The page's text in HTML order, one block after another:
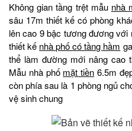
Không gian tầng trệt mẫu nhà
sâu 17m thiết kế có phòng
lên cao 9 bậc tương đương
thiết kế nhà phố có tầng hầm
thể làm đường mới nâng cao
Mẫu nhà phố mặt tiền 6.5m
còn phía sau là 1 phòng ngủ
vệ sinh chung